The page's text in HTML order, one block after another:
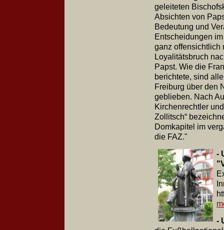
geleiteten
Absichten von
Bedeutung und
Entscheidungen
ganz offensichtlich
Loyalitätsbruch
Papst. Wie die
berichtete, sind
Freiburg über den
geblieben. Nach
Kirchenrechtler
Zollitsch“
Domkapitel im
die FAZ."
-
-